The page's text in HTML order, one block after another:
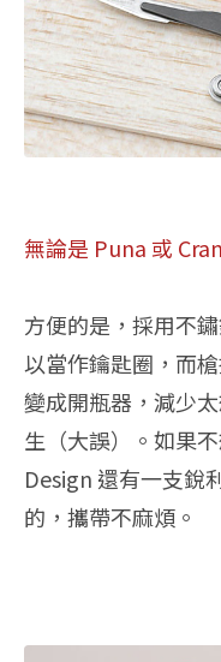
無論是 Puna 或
方便的是，採用不
以當作鑰匙圈，而
變成開瓶器，減少
生（大誤）。如果
Design 還有一支銳
的，攜帶不麻煩。